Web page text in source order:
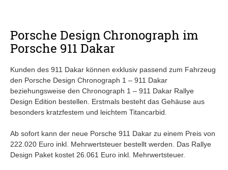
Porsche Design Chronograph im
Porsche 911 Dakar
Kunden des 911 Dakar können exklusiv passend zum Fahrzeug
den Porsche Design Chronograph 1 ‒ 911 Dakar
beziehungsweise den Chronograph 1 ‒ 911 Dakar Rallye
Design Edition bestellen. Erstmals besteht das Gehäuse aus
besonders kratzfestem und leichtem Titancarbid.
Ab sofort kann der neue Porsche 911 Dakar zu einem Preis von
222.020 Euro inkl. Mehrwertsteuer bestellt werden. Das Rallye
Design Paket kostet 26.061 Euro inkl. Mehrwertsteuer.